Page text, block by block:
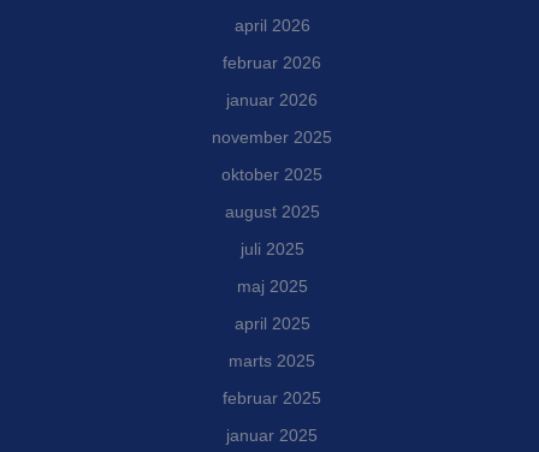
april 2026
februar 2026
januar 2026
november 2025
oktober 2025
august 2025
juli 2025
maj 2025
april 2025
marts 2025
februar 2025
januar 2025